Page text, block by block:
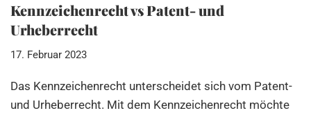
Kennzeichenrecht vs Patent- und
Urheberrecht
17. Februar 2023
Das Kennzeichenrecht unterscheidet sich vom Patent-
und Urheberrecht. Mit dem Kennzeichenrecht möchte